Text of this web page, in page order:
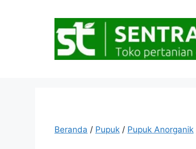
Beranda / Pupuk / Pupuk Anorganik